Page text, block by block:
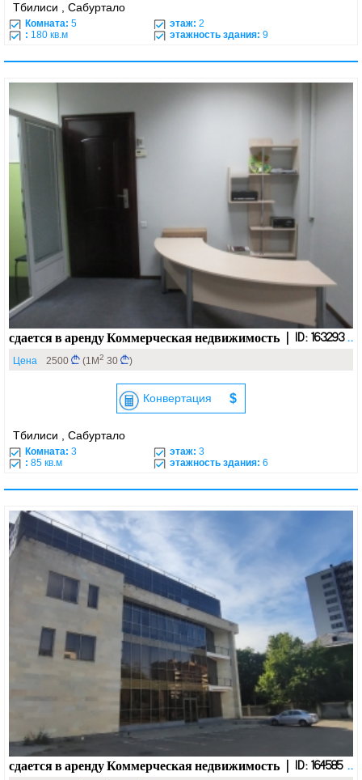
Тбилиси , Сабуртало
Комната: 5 этаж: 2
: 180 кв.м этажность здания: 9
сдается в аренду Коммерческая недвижимость | ID: 163293 ..
Цена 2500 (1М2 30 )
Конвертация $
Тбилиси , Сабуртало
Комната: 3 этаж: 3
: 85 кв.м этажность здания: 6
сдается в аренду Коммерческая недвижимость | ID: 164585 ..